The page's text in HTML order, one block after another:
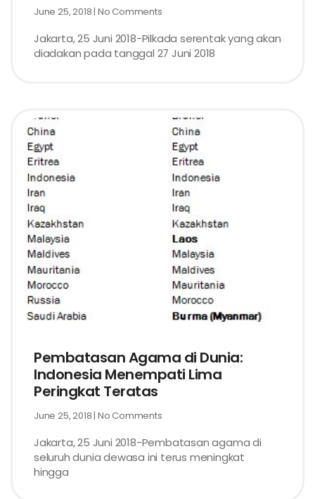
June 25, 2018 No Comments
Jakarta, 25 Juni 2018-Pilkada serentak yang akan
diadakan pada tanggal 27 Juni 2018
Pembatasan Agama di Dunia:
Indonesia Menempati Lima
Peringkat Teratas
June 25, 2018 No Comments
Jakarta, 25 Juni 2018-Pembatasan agama di
seluruh dunia dewasa ini terus meningkat
hingga